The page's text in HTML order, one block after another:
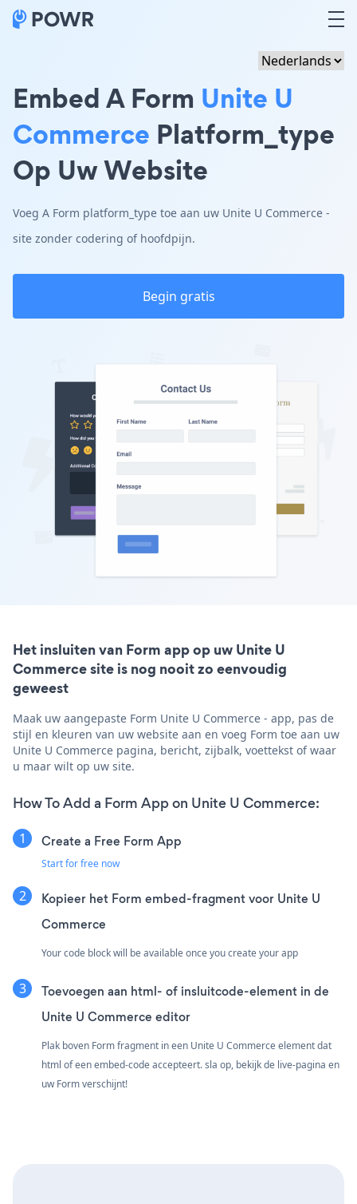
Embed A Form Unite U
Commerce Platform_type
Op Uw Website
Voeg A Form platform_type toe aan uw Unite U Commerce -
site zonder codering of hoofdpijn.
Begin gratis
Het insluiten van Form app op uw Unite U
Commerce site is nog nooit zo eenvoudig
geweest
Maak uw aangepaste Form Unite U Commerce - app, pas de
stijl en kleuren van uw website aan en voeg Form toe aan uw
Unite U Commerce pagina, bericht, zijbalk, voettekst of waar
u maar wilt op uw site.
How To Add a Form App on Unite U Commerce:
Create a Free Form App
Start for free now
Kopieer het Form embed-fragment voor Unite U
Commerce
Your code block will be available once you create your app
Toevoegen aan html- of insluitcode-element in de
Unite U Commerce editor
Plak boven Form fragment in een Unite U Commerce element dat
html of een embed-code accepteert. sla op, bekijk de live-pagina en
uw Form verschijnt!